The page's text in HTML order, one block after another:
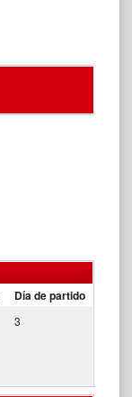
Día de partido
3